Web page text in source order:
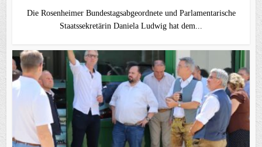
Die Rosenheimer Bundestagsabgeordnete und Parlamentarische
Staatssekretärin Daniela Ludwig hat dem...